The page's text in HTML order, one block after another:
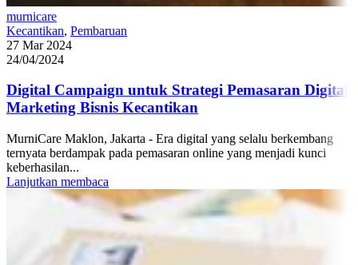
murnicare
Kecantikan, Pembaruan
27 Mar 2024
24/04/2024
Digital Campaign untuk Strategi Pemasaran Digital
Marketing Bisnis Kecantikan
MurniCare Maklon, Jakarta - Era digital yang selalu berkembang
ternyata berdampak pada pemasaran online yang menjadi kunci
keberhasilan...
Lanjutkan membaca